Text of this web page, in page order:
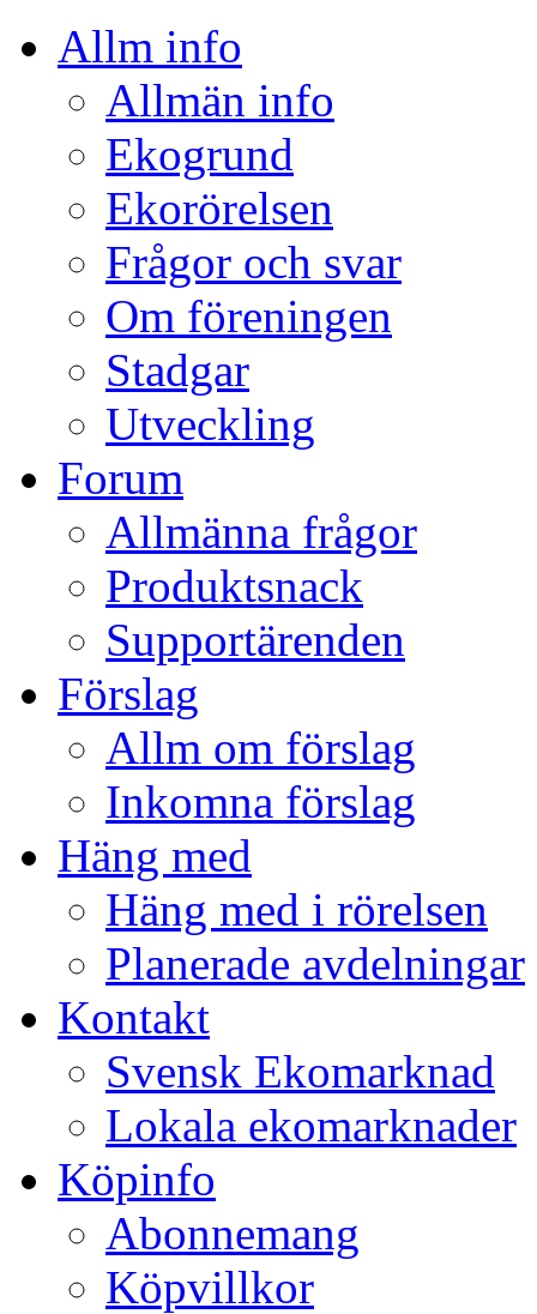
Allm info
Allmän info
Ekogrund
Ekorörelsen
Frågor och svar
Om föreningen
Stadgar
Utveckling
Forum
Allmänna frågor
Produktsnack
Supportärenden
Förslag
Allm om förslag
Inkomna förslag
Häng med
Häng med i rörelsen
Planerade avdelningar
Kontakt
Svensk Ekomarknad
Lokala ekomarknader
Köpinfo
Abonnemang
Köpvillkor